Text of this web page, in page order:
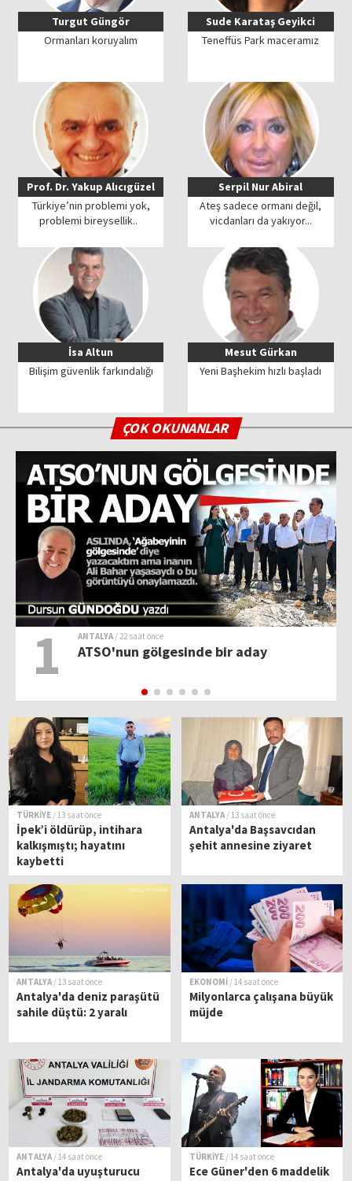
Turgut Güngör
Ormanları koruyalım
Sude Karataş Geyikci
Teneffüs Park maceramız
Prof. Dr. Yakup Alıcıgüzel
Türkiye’nin problemi yok,
problemi bireysellik..
Serpil Nur Abiral
Ateş sadece ormanı değil,
vicdanları da yakıyor...
İsa Altun
Bilişim güvenlik farkındalığı
Mesut Gürkan
Yeni Başhekim hızlı başladı
ÇOK OKUNANLAR
1 ANTALYA / 22 saat önce
ATSO'nun gölgesinde bir aday
TÜRKİYE / 13 saat önce
İpek’i öldürüp, intihara
kalkışmıştı; hayatını
kaybetti
ANTALYA / 13 saat önce
Antalya'da Başsavcıdan
şehit annesine ziyaret
ANTALYA / 13 saat önce
Antalya'da deniz paraşütü
sahile düştü: 2 yaralı
EKONOMİ / 14 saat önce
Milyonlarca çalışana büyük
müjde
ANTALYA / 14 saat önce
Antalya'da uyuşturucu
TÜRKİYE / 14 saat önce
Ece Güner'den 6 maddelik